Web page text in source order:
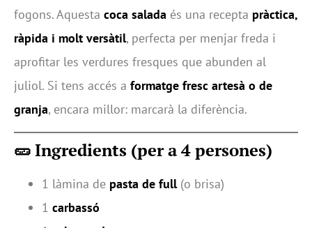
fogons. Aquesta coca salada és una recepta pràctica,
ràpida i molt versàtil, perfecta per menjar freda i
aprofitar les verdures fresques que abunden al
juliol. Si tens accés a formatge fresc artesà o de
granja, encara millor: marcarà la diferència.
🥒 Ingredients (per a 4 persones)
1 làmina de pasta de full(o brisa)
1 carbassó